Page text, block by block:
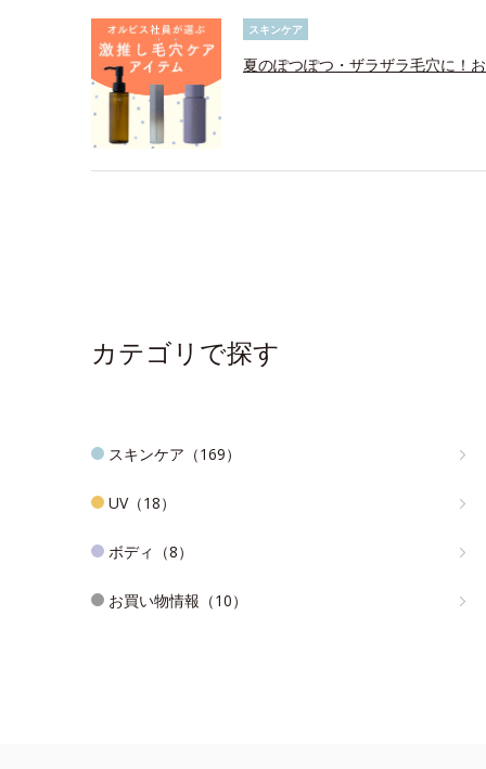
スキンケア
夏のぽつぽつ・ザラザラ毛穴に！
カテゴリで探す
スキンケア（169）
UV（18）
ボディ（8）
お買い物情報（10）